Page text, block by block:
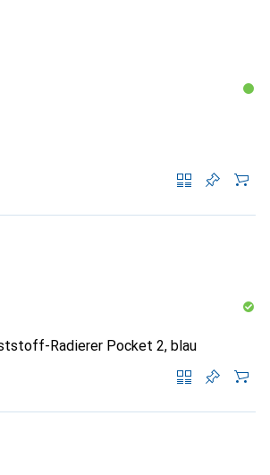
Radierer Pocket 2, blau